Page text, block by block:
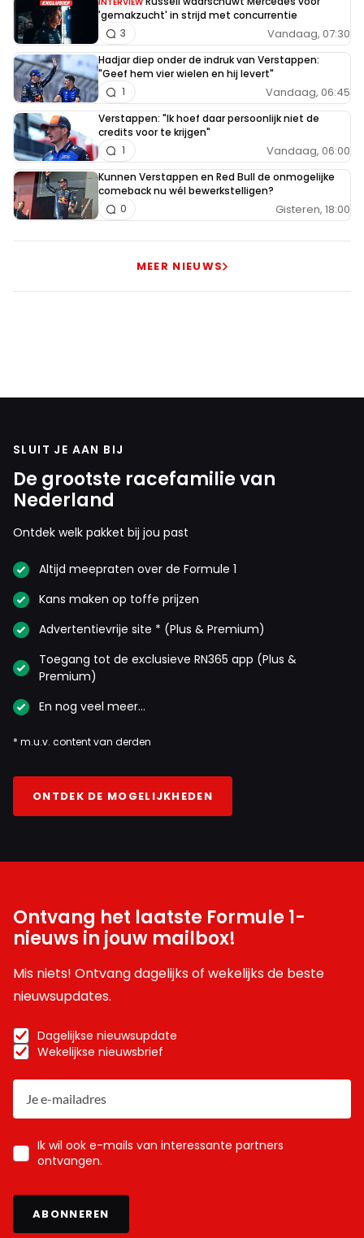
'gemakzucht' in strijd met concurrentie
Vandaag, 07:30
3
Hadjar diep onder de indruk van Verstappen:
"Geef hem vier wielen en hij levert"
Vandaag, 06:45
1
Verstappen: "Ik hoef daar persoonlijk niet de
credits voor te krijgen"
Vandaag, 06:00
1
Kunnen Verstappen en Red Bull de onmogelijke
comeback nu wél bewerkstelligen?
Gisteren, 18:00
0
MEER NIEUWS
SLUIT JE AAN BIJ
De grootste racefamilie van
Nederland
Ontdek welk pakket bij jou past
Altijd meepraten over de Formule 1
Kans maken op toffe prijzen
Advertentievrije site * (Plus & Premium)
Toegang tot de exclusieve RN365 app (Plus &
Premium)
En nog veel meer…
* m.u.v. content van derden
ONTDEK DE MOGELIJKHEDEN
Ontvang het laatste Formule 1-
nieuws in jouw mailbox!
Mis niets! Ontvang dagelijks of wekelijks de beste
nieuwsupdates.
Dagelijkse nieuwsupdate
Wekelijkse nieuwsbrief
Ik wil ook e-mails van interessante partners
ontvangen.
ABONNEREN